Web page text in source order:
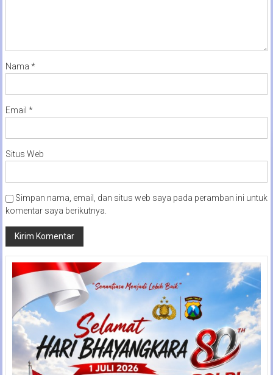
Nama *
Email *
Situs Web
Simpan nama, email, dan situs web saya pada peramban ini untuk
komentar saya berikutnya.